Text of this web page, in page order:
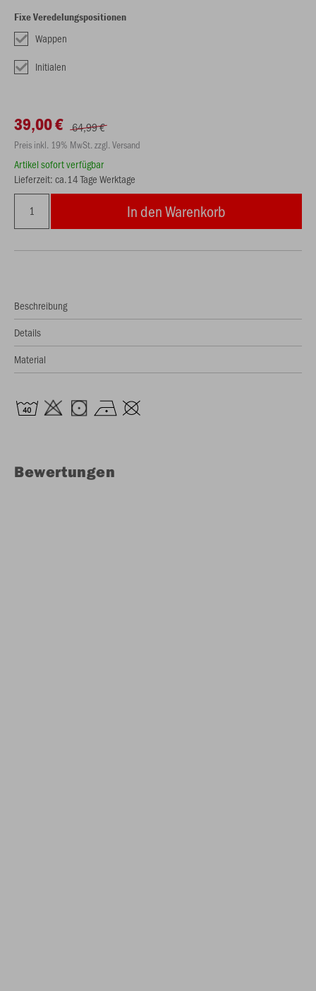
Fixe Veredelungspositionen
Wappen
Initialen
39,00 € 64,99 €
Preis inkl. 19% MwSt. zzgl. Versand
Artikel sofort verfügbar
Lieferzeit: ca.14 Tage Werktage
In den Warenkorb
Beschreibung
Details
Material
Bewertungen